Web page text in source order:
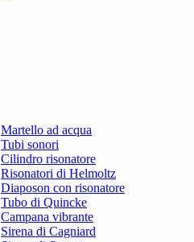
Martello ad acqua
Tubi sonori
Cilindro risonatore
Risonatori di Helmoltz
Diaposon con risonatore
Tubo di Quincke
Campana vibrante
Sirena di Cagniard